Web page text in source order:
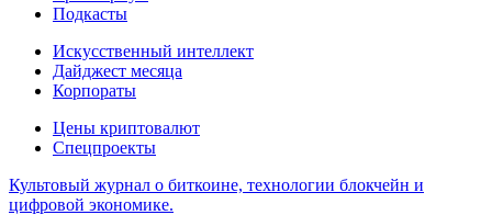
Подкасты
Искусственный интеллект
Дайджест месяца
Корпораты
Цены криптовалют
Спецпроекты
Культовый журнал о биткоине, технологии блокчейн и
цифровой экономике.